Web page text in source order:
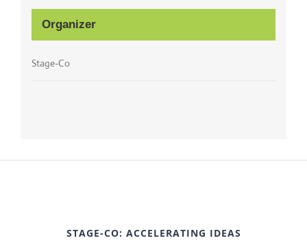
Organizer
Stage-Co
STAGE-CO: ACCELERATING IDEAS